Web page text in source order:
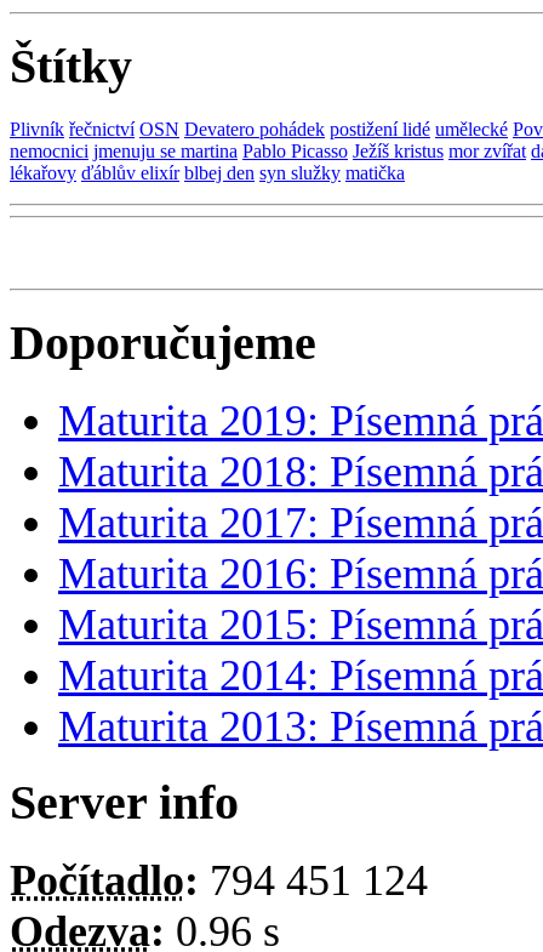
Štítky
Plivník řečnictví OSN Devatero pohádek postižení lidé umělecké
nemocnici jmenuju se martina Pablo Picasso Ježíš kristus mor zvířat
lékařovy ďáblův elixír blbej den syn služky matička
Doporučujeme
Maturita 2019: Písemná
Maturita 2018: Písemná
Maturita 2017: Písemná
Maturita 2016: Písemná
Maturita 2015: Písemná
Maturita 2014: Písemná
Maturita 2013: Písemná
Server info
Počítadlo: 794 451 124
Odezva: 0.96 s